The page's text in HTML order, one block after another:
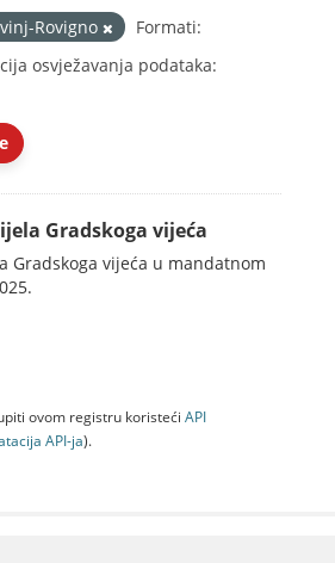
Rovigno
Formati:
osvježavanja podataka:
Gradskoga vijeća
Gradskoga vijeća u mandatnom
ovom registru koristeći API
API-jа).